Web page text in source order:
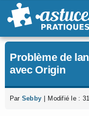
Passer
au
Problème de
avec Origin
Par Sebby Modifié le :